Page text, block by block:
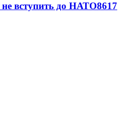
вступить до НАТО8617